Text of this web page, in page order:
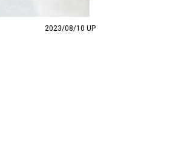
2023/08/10 UP